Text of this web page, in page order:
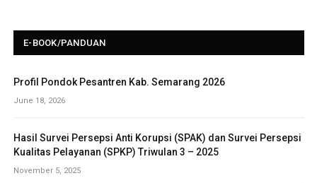
E-BOOK/PANDUAN
Profil Pondok Pesantren Kab. Semarang 2026
June 18, 2026
Hasil Survei Persepsi Anti Korupsi (SPAK) dan Survei Persepsi
Kualitas Pelayanan (SPKP) Triwulan 3 – 2025
November 5, 2025